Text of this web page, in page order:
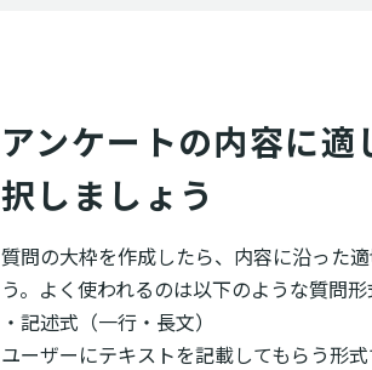
アンケートの内容に
択しましょう
質問の大枠を作成したら、内容に沿った
う。よく使われるのは以下のような質問形
・記述式（一行・長文）
ユーザーにテキストを記載してもらう形